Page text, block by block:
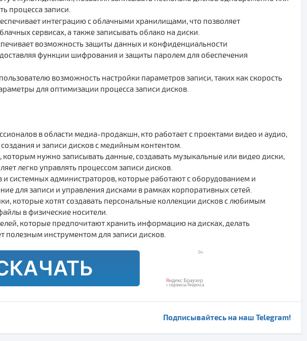
процесса записи.
интеграцию с облачными хранилищами, что позволяет
сервисах, а также записывать облако на диски.
возможность защиты данных и конфиденциальности
функции шифрования и защиты паролем для обеспечения
возможность настройки параметров записи, таких как скорость
для оптимизации процесса записи дисков.
в области медиа-продакшн, кто работает с проектами видео и аудио,
и записи дисков с медийным контентом.
нужно записывать данные, создавать музыкальные или видео диски,
легко управлять процессом записи дисков.
системных администраторов, которые работают с оборудованием и
для записи и управления дисками в рамках корпоративных сетей.
которые хотят создавать персональные коллекции дисков с любимым
в физические носители.
которые предпочитают хранить информацию на дисках, делать
полезным инструментом для записи дисков.
Подписывайтесь на наш Telegram!